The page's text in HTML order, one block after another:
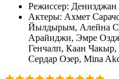
Режиссер: Денизджан
Актеры: Ахмет
Йылдырым, Алейна
Арайиджи, Эмре
Генчалп, Каан
Сердар Озер, Mina